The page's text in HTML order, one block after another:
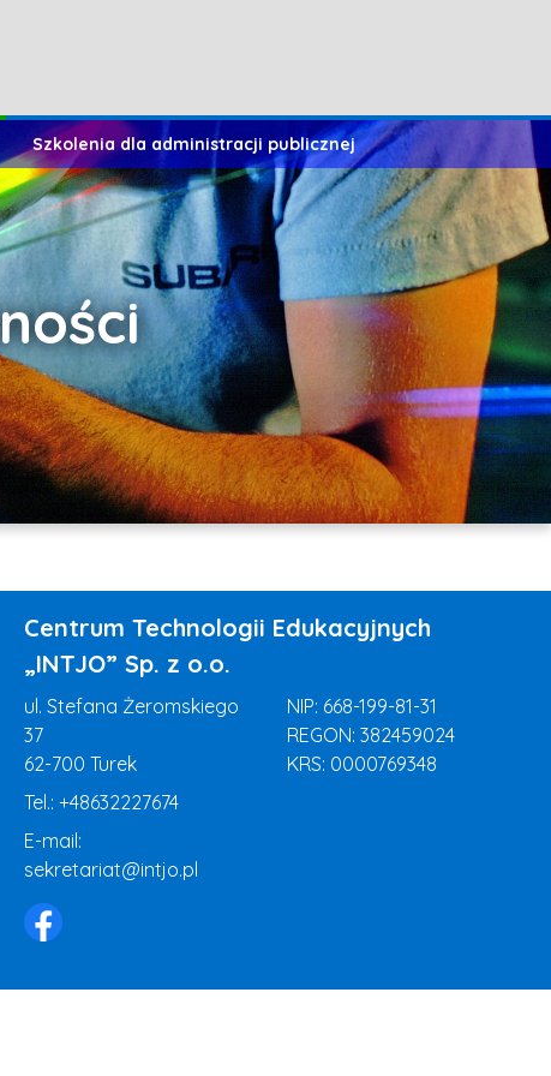
Szkolenia dla administracji publicznej
Centrum Technologii Edukacyjnych
„INTJO” Sp. z o.o.
ul. Stefana Żeromskiego
37
62-700 Turek
Tel.:+48632227674
E-mail:
sekretariat@intjo.pl
NIP: 668-199-81-31
REGON: 382459024
KRS: 0000769348